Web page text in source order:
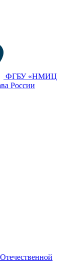
ФГБУ «НМИЦ
России